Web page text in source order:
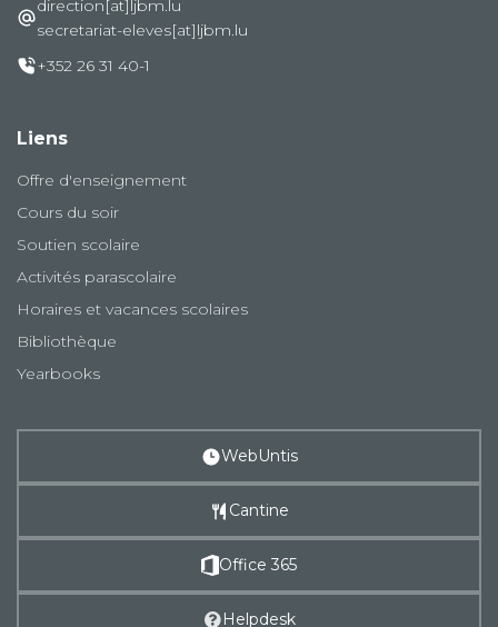
direction[at]ljbm.lu
secretariat-eleves[at]ljbm.lu
+352 26 31 40-1
Liens
Offre d'enseignement
Cours du soir
Soutien scolaire
Activités parascolaire
Horaires et vacances scolaires
Bibliothèque
Yearbooks
WebUntis
Cantine
Office 365
Helpdesk